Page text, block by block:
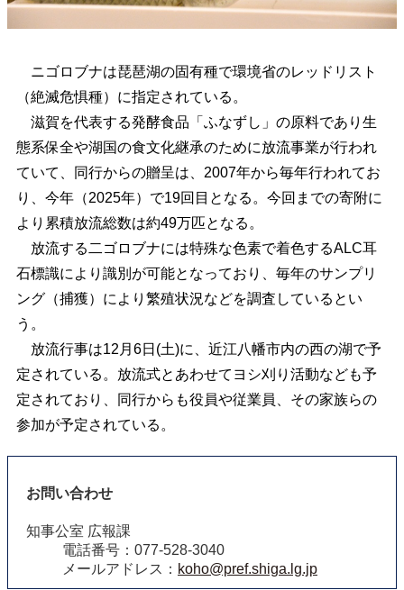
ニゴロブナは琵琶湖の固有種で環境省のレッドリスト
（絶滅危惧種）に指定されている。
滋賀を代表する発酵食品「ふなずし」の原料であり生
態系保全や湖国の食文化継承のために放流事業が行われ
ていて、同行からの贈呈は、2007年から毎年行われてお
り、今年（2025年）で19回目となる。今回までの寄附に
より累積放流総数は約49万匹となる。
放流する二ゴロブナには特殊な色素で着色するALC耳
石標識により識別が可能となっており、毎年のサンプリ
ング（捕獲）により繁殖状況などを調査しているとい
う。
放流行事は12月6日(土)に、近江八幡市内の西の湖で予
定されている。放流式とあわせてヨシ刈り活動なども予
定されており、同行からも役員や従業員、その家族らの
参加が予定されている。
お問い合わせ
知事公室 広報課
電話番号：077-528-3040
メールアドレス： koho@pref.shiga.lg.jp